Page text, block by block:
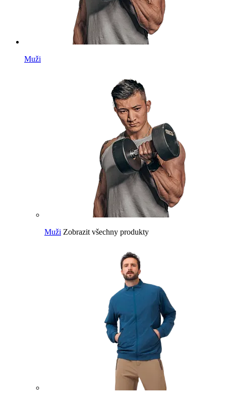
Muži
Muži Zobrazit všechny produkty